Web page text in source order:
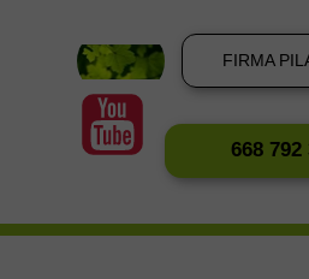
668 792
FIRMA